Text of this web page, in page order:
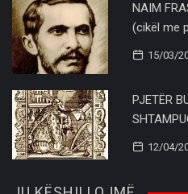
NAIM
(cikël me
15/03/
PJETËR
12/04/